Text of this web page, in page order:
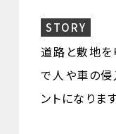
STORY
道路と敷地を
で人や車の侵
ントになります